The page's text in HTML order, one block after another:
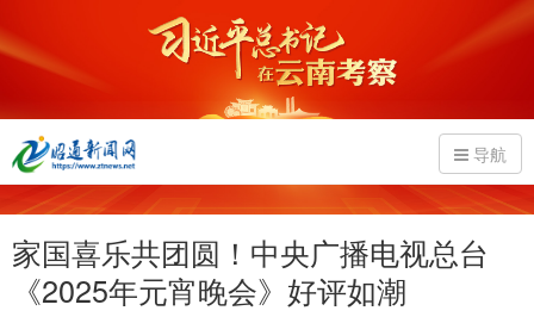
导航
家国喜乐共团圆！中央广播电视总台
《2025年元宵晚会》好评如潮